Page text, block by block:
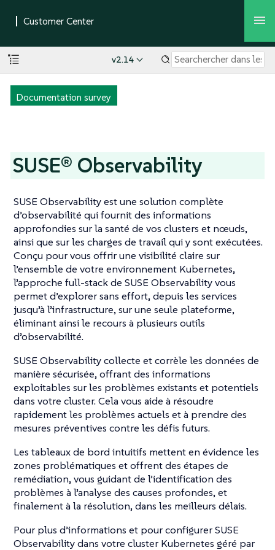
v2.14
Documentation survey
SUSE® Observability
SUSE Observability est une solution complète
d’observabilité qui fournit des informations
approfondies sur la santé de vos clusters et nœuds,
ainsi que sur les charges de travail qui y sont exécutées.
Conçu pour vous offrir une visibilité claire sur
l’ensemble de votre environnement Kubernetes,
l’approche full-stack de SUSE Observability vous
permet d’explorer sans effort, depuis les services
jusqu’à l’infrastructure, sur une seule plateforme,
éliminant ainsi le recours à plusieurs outils
d’observabilité.
SUSE Observability collecte et corrèle les données de
manière sécurisée, offrant des informations
exploitables sur les problèmes existants et potentiels
dans votre cluster. Cela vous aide à résoudre
rapidement les problèmes actuels et à prendre des
mesures préventives contre les défis futurs.
Les tableaux de bord intuitifs mettent en évidence les
zones problématiques et offrent des étapes de
remédiation, vous guidant de l’identification des
problèmes à l’analyse des causes profondes, et
finalement à la résolution, dans les meilleurs délais.
Pour plus d’informations et pour configurer SUSE
Observability dans votre cluster Kubernetes géré par